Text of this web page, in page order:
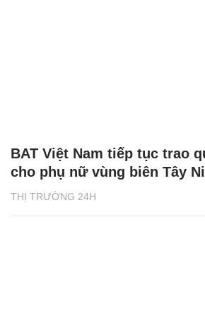
THỊ TRƯỜNG 24H
BAT Việt Nam tiếp tục trao
cho phụ nữ vùng biên Tây